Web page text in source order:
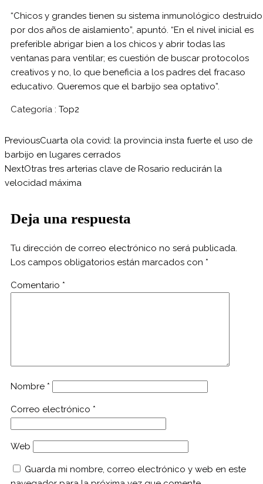
“Chicos y grandes tienen su sistema inmunológico destruido
por dos años de aislamiento”, apuntó. “En el nivel inicial es
preferible abrigar bien a los chicos y abrir todas las
ventanas para ventilar; es cuestión de buscar protocolos
creativos y no, lo que beneficia a los padres del fracaso
educativo. Queremos que el barbijo sea optativo”.
Categoría : Top2
PreviousCuarta ola covid: la provincia insta fuerte el uso de
barbijo en lugares cerrados
NextOtras tres arterias clave de Rosario reducirán la
velocidad máxima
Deja una respuesta
Tu dirección de correo electrónico no será publicada.
Los campos obligatorios están marcados con *
Comentario *
Nombre *
Correo electrónico *
Web
Guarda mi nombre, correo electrónico y web en este